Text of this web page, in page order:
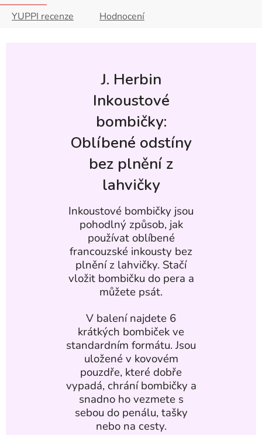
YUPPI recenze
Hodnocení
J. Herbin
Inkoustové
bombičky:
Oblíbené odstíny
bez plnění z
lahvičky
Inkoustové bombičky jsou
pohodlný způsob, jak
používat oblíbené
francouzské inkousty bez
plnění z lahvičky. Stačí
vložit bombičku do pera a
můžete psát.
V balení najdete 6
krátkých bombiček ve
standardním formátu. Jsou
uložené v kovovém
pouzdře, které dobře
vypadá, chrání bombičky a
snadno ho vezmete s
sebou do penálu, tašky
nebo na cesty.